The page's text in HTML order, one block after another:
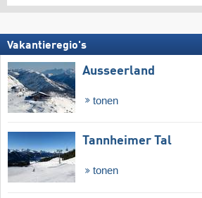
Vakantieregio's
Ausseerland
tonen
Tannheimer Tal
tonen